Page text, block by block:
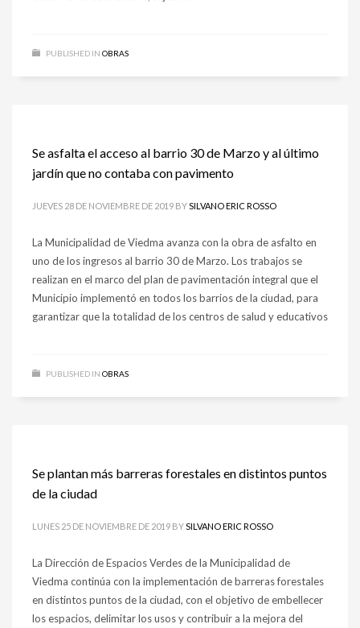
PUBLISHED IN OBRAS
Se asfalta el acceso al barrio 30 de Marzo y al último
jardín que no contaba con pavimento
JUEVES 28 DE NOVIEMBRE DE 2019 BYSILVANO ERIC ROSSO
La Municipalidad de Viedma avanza con la obra de asfalto en
uno de los ingresos al barrio 30 de Marzo. Los trabajos se
realizan en el marco del plan de pavimentación integral que el
Municipio implementó en todos los barrios de la ciudad, para
garantizar que la totalidad de los centros de salud y educativos
PUBLISHED IN OBRAS
Se plantan más barreras forestales en distintos puntos
de la ciudad
LUNES 25 DE NOVIEMBRE DE 2019 BYSILVANO ERIC ROSSO
La Dirección de Espacios Verdes de la Municipalidad de
Viedma continúa con la implementación de barreras forestales
en distintos puntos de la ciudad, con el objetivo de embellecer
los espacios, delimitar los usos y contribuir a la mejora del